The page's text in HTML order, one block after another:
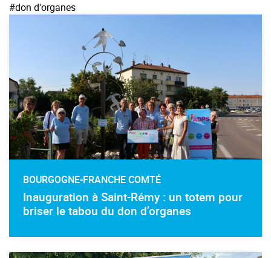
#don d'organes
BOURGOGNE-FRANCHE COMTÉ
Inauguration à Saint-Rémy : un totem pour
briser le tabou du don d’organes